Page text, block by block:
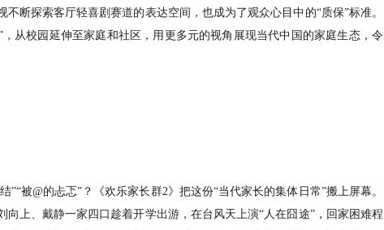
断探索客厅轻喜剧赛道的表达空间，也成为了观众心目中的“质保”标准。
从校园延伸至家庭和社区，用更多元的视角展现当代中国的家庭生态，令
被@的忐忑”？《欢乐家长群2》把这份“当代家长的集体日常”搬上屏幕。
上、戴静一家四口趁着开学出游，在台风天上演“人在囧途”，回家困难程